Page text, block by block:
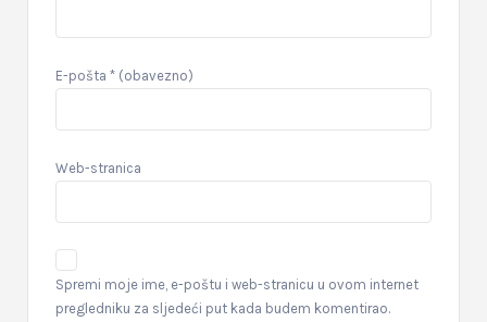
E-pošta * (obavezno)
Web-stranica
Spremi moje ime, e-poštu i web-stranicu u ovom internet
pregledniku za sljedeći put kada budem komentirao.